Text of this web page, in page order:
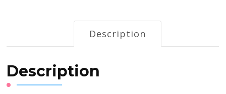
Description
Description